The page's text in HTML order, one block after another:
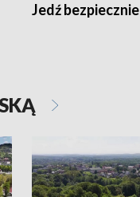
Jedź bezpiecznie